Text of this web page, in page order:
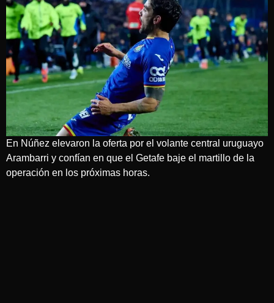
En Núñez elevaron la oferta por el volante central uruguayo
Arambarri y confían en que el Getafe baje el martillo de la
operación en los próximas horas.